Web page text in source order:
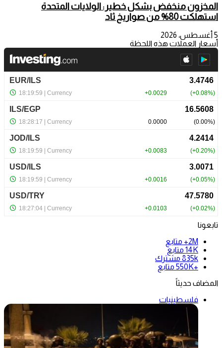
المخزون منخفض بشكل خطير: الولايات المتحدة
استهلكت 80% من صواريخ ثاد
5 أغسطس، 2026
أسعار العملات هذه اللحظة
تابعونا
2M+
متابع
14K متابع
835k مشترك
+550K
متابع
المضاف حديثاً
فلسطينيات